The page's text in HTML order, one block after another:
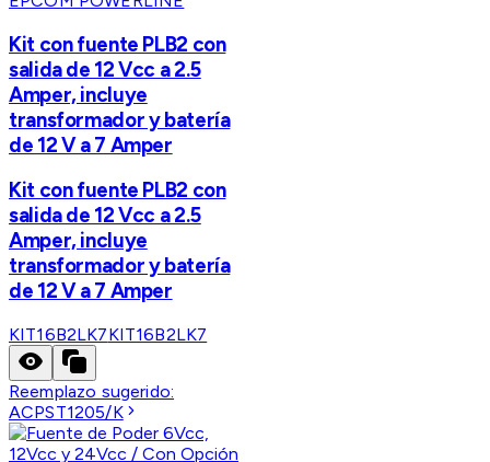
Kit con fuente PLB2 con
salida de 12 Vcc a 2.5
Amper, incluye
transformador y batería
de 12 V a 7 Amper
Kit con fuente PLB2 con
salida de 12 Vcc a 2.5
Amper, incluye
transformador y batería
de 12 V a 7 Amper
KIT16B2LK7KIT16B2LK7
Reemplazo sugerido:
ACPST1205/K